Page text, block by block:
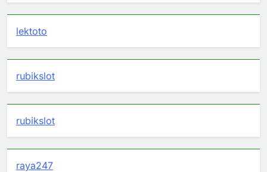
lektoto
rubikslot
rubikslot
raya247